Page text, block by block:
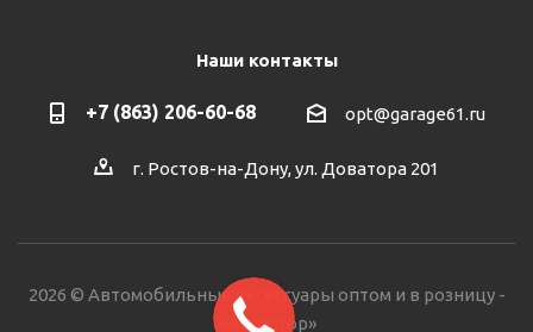
Наши контакты
+7 (863) 206-60-68 opt@garage61.ru
г. Ростов-на-Дону, ул. Доватора 201
2026 © Автомобильные аксессуары оптом и в розницу -
«Автостор»